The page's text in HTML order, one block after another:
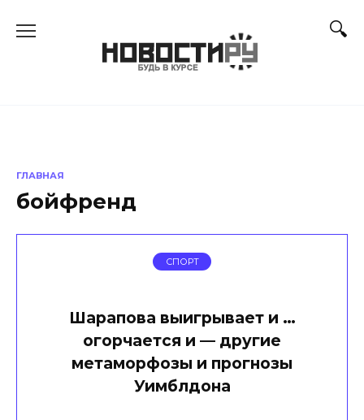
ГЛАВНАЯ
бойфренд
СПОРТ
Шарапова выигрывает и …
огорчается и — другие
метаморфозы и прогнозы
Уимблдона